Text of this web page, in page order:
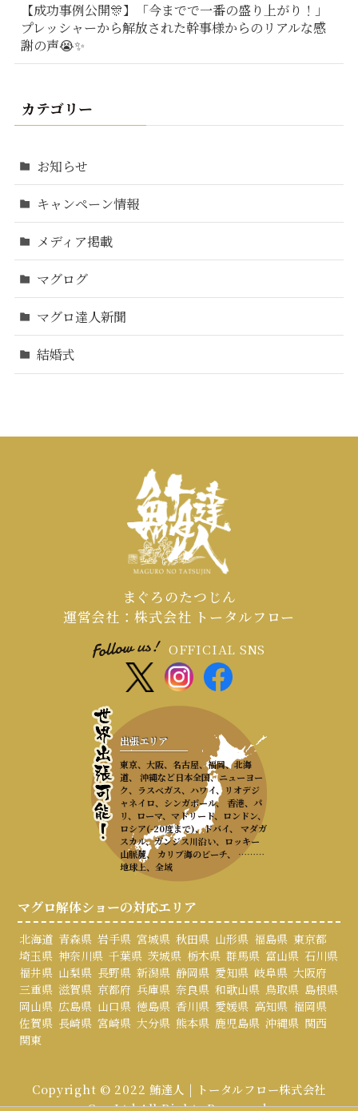
【成功事例公開🎊】「今までで一番の盛り上がり！」
プレッシャーから解放された幹事様からのリアルな感
謝の声😭✨
カテゴリー
お知らせ
キャンペーン情報
メディア掲載
マグログ
マグロ達人新聞
結婚式
まぐろのたつじん
運営会社：株式会社 トータルフロー
OFFICIAL SNS
出張エリア
東京、大阪、名古屋、福岡、北海
道、 沖縄など日本全国、ニューヨー
ク、ラスベガス、ハワイ、リオデジ
ャネイロ、シンガポール、 香港、パ
リ、ローマ、マドリード、ロンドン、
ロシア(-20度まで)、ドバイ、 マダガ
スカル、ガンジス川沿い、ロッキー
山脈麓、 カリブ海のビーチ、 ………
地球上、全域
マグロ解体ショーの対応エリア
北海道 青森県 岩手県 宮城県 秋田県 山形県 福島県 東京都
埼玉県 神奈川県 千葉県 茨城県 栃木県 群馬県 富山県 石川県
福井県 山梨県 長野県 新潟県 静岡県 愛知県 岐阜県 大阪府
三重県 滋賀県 京都府 兵庫県 奈良県 和歌山県 鳥取県 島根県
岡山県 広島県 山口県 徳島県 香川県 愛媛県 高知県 福岡県
佐賀県 長崎県 宮崎県 大分県 熊本県 鹿児島県 沖縄県 関西
関東
Copyright © 2022 鮪達人 | トータルフロー株式会社